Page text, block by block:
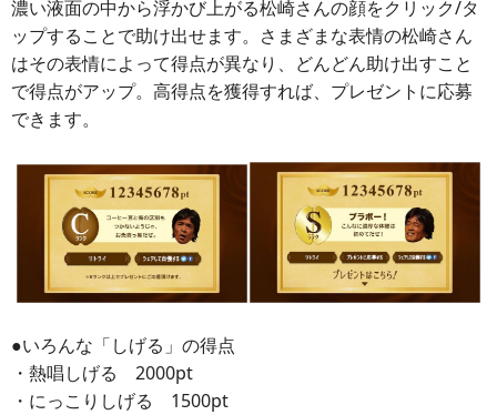
濃い液面の中から浮かび上がる松崎さんの顔をクリック/タ
ップすることで助け出せます。さまざまな表情の松崎さん
はその表情によって得点が異なり、どんどん助け出すこと
で得点がアップ。高得点を獲得すれば、プレゼントに応募
できます。
●いろんな「しげる」の得点
・熱唱しげる 2000pt
・にっこりしげる 1500pt